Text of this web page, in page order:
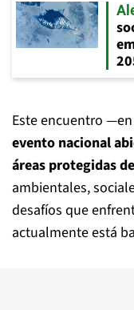
Este encuentro
evento nacional
áreas protegidas
ambientales,
desafíos que
actualmente está